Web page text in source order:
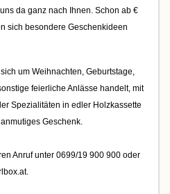
da ganz nach Ihnen. Schon ab €
sich besondere Geschenkideen
um Weihnachten, Geburtstage,
feierliche Anlässe handelt, mit
Spezialitäten in edler Holzkassette
Geschenk.
Anruf unter 0699/19 900 900 oder